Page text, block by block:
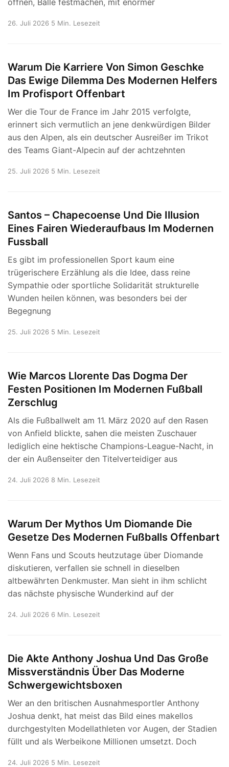
26. Juli 2026 5 Min. Lesezeit
Warum Die Karriere Von Simon Geschke
Das Ewige Dilemma Des Modernen Helfers
Im Profisport Offenbart
Wer die Tour de France im Jahr 2015 verfolgte,
erinnert sich vermutlich an jene denkwürdigen Bilder
aus den Alpen, als ein deutscher Ausreißer im Trikot
des Teams Giant-Alpecin auf der achtzehnten
25. Juli 2026 5 Min. Lesezeit
Santos – Chapecoense Und Die Illusion
Eines Fairen Wiederaufbaus Im Modernen
Fussball
Es gibt im professionellen Sport kaum eine
trügerischere Erzählung als die Idee, dass reine
Sympathie oder sportliche Solidarität strukturelle
Wunden heilen können, was besonders bei der
Begegnung
25. Juli 2026 5 Min. Lesezeit
Wie Marcos Llorente Das Dogma Der
Festen Positionen Im Modernen Fußball
Zerschlug
Als die Fußballwelt am 11. März 2020 auf den Rasen
von Anfield blickte, sahen die meisten Zuschauer
lediglich eine hektische Champions-League-Nacht, in
der ein Außenseiter den Titelverteidiger aus
24. Juli 2026 8 Min. Lesezeit
Warum Der Mythos Um Diomande Die
Gesetze Des Modernen Fußballs Offenbart
Wenn Fans und Scouts heutzutage über Diomande
diskutieren, verfallen sie schnell in dieselben
altbewährten Denkmuster. Man sieht in ihm schlicht
das nächste physische Wunderkind auf der
24. Juli 2026 6 Min. Lesezeit
Die Akte Anthony Joshua Und Das Große
Missverständnis Über Das Moderne
Schwergewichtsboxen
Wer an den britischen Ausnahmesportler Anthony
Joshua denkt, hat meist das Bild eines makellos
durchgestylten Modellathleten vor Augen, der Stadien
füllt und als Werbeikone Millionen umsetzt. Doch
24. Juli 2026 5 Min. Lesezeit